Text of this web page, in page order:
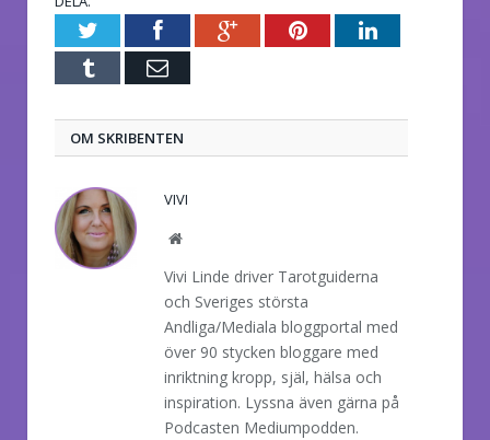
TwitterFacebookGoogle+PinterestLinkedIn
Tumblr E-
OM SKRIBENTEN
VIVI
Website
Vivi Linde driver Tarotguiderna
och Sveriges största
Andliga/Mediala bloggportal med
över 90 stycken bloggare med
inriktning kropp, själ, hälsa och
inspiration. Lyssna även gärna på
Podcasten Mediumpodden.